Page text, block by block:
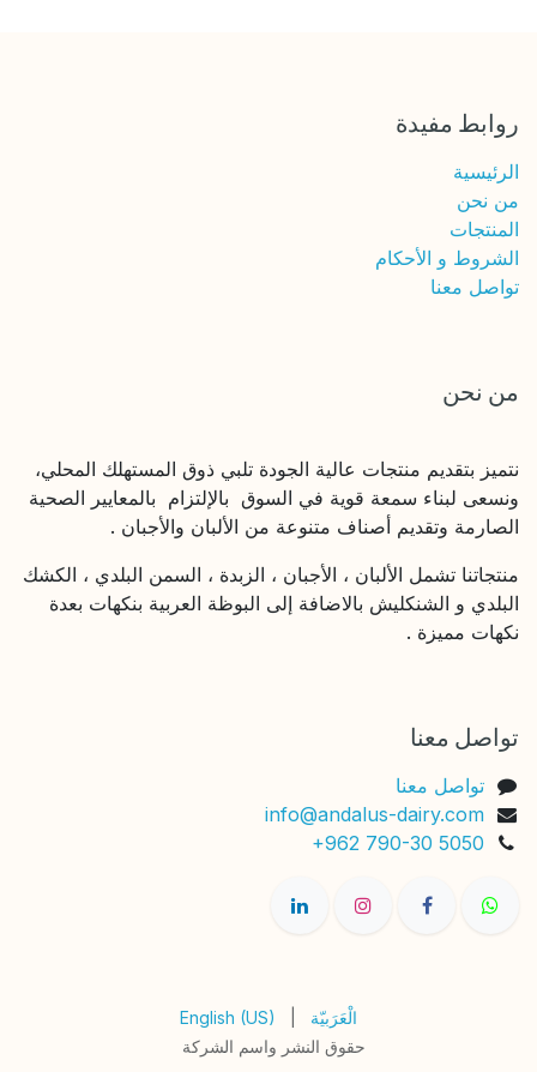
روابط مفيدة
الرئيسية
من نحن
المنتجات
الشروط و الأحكام
تواصل معنا
من نحن
نتميز بتقديم منتجات عالية الجودة تلبي ذوق المستهلك المحلي،
ونسعى لبناء سمعة قوية في السوق بالإلتزام بالمعايير الصحية
الصارمة وتقديم أصناف متنوعة من الألبان والأجبان .
منتجاتنا تشمل الألبان ، الأجبان ، الزبدة ، السمن البلدي ، الكشك
البلدي و الشنكليش بالاضافة إلى البوظة العربية بنكهات بعدة
نكهات مميزة .
تواصل معنا
تواصل معنا
info@andalus-dairy.com
+962 790-30 5050
حقوق النشر واسم الشركة
الْعَرَبيّة English (US)